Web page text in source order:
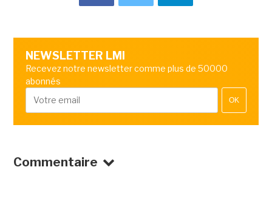
NEWSLETTER LMI
Recevez notre newsletter comme plus de 50000
abonnés
OK
Commentaire